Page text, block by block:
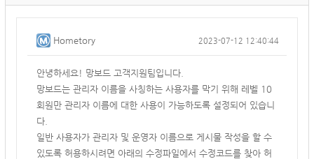
Hometory 2023-07-12 12:40:44
안녕하세요! 망보드 고객지원팀입니다.
망보드는 관리자 이름을 사칭하는 사용자를 막기 위해 레벨 10
회원만 관리자 이름에 대한 사용이 가능하도록 설정되어 있습니
다.
일반 사용자가 관리자 및 운영자 이름으로 게시물 작성을 할 수
있도록 허용하시려면 아래의 수정파일에서 수정코드를 찾아 허